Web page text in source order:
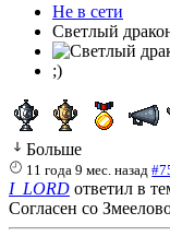
Не в сети
Светлый
;)
Больше
11 года 9 мес. назад
I_LORD ответил в
Согласен со